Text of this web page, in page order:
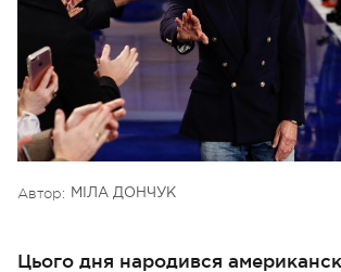
Автор: МІЛА ДОНЧУК
Цього дня народився